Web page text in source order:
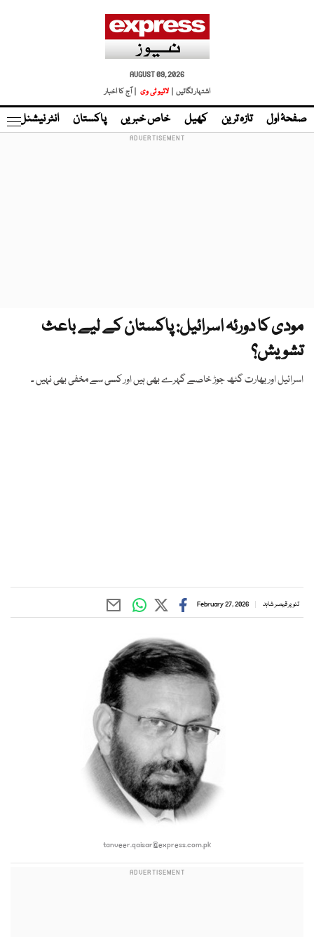
AUGUST 09, 2026
اشتہار لگائیں |
لائیو ٹی وی | آج کا اخبار
صفحۂ اول تازہ ترین کھیل خاص خبریں پاکستان انٹر نیشنل
مودی کا دورئہ اسرائیل: پاکستان کے لیے باعث
تشویش؟
اسرائیل اور بھارت گٹھ جوڑ خاصے گہرے بھی ہیں اور کسی سے مخفی بھی نہیں ۔
تنویر قیصر شاہد February 27, 2026
tanveer.qaisar@express.com.pk